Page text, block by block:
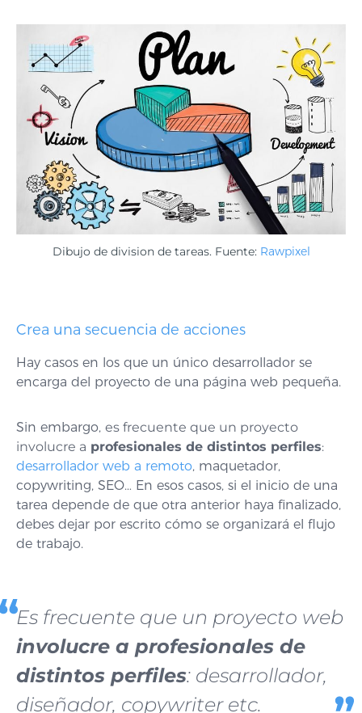
Dibujo de division de tareas. Fuente: Rawpixel
Crea una secuencia de acciones
Hay casos en los que un único desarrollador se
encarga del proyecto de una página web pequeña.
Sin embargo, es frecuente que un proyecto
involucre a profesionales de distintos perfiles:
desarrollador web a remoto, maquetador,
copywriting, SEO… En esos casos, si el inicio de una
tarea depende de que otra anterior haya finalizado,
debes dejar por escrito cómo se organizará el flujo
de trabajo.
Es frecuente que un proyecto web
involucre a profesionales de
distintos perfiles: desarrollador,
diseñador, copywriter etc.